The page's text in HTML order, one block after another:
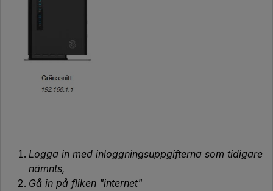
Logga in med inloggningsuppgifterna som tidigare
nämnts,
Gå in på fliken "internet"